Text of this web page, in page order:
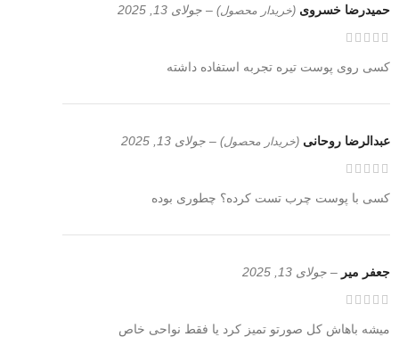
حمیدرضا خسروی (خریدار محصول) – جولای 13, 2025
کسی روی پوست تیره تجربه استفاده داشته
عبدالرضا روحانی (خریدار محصول) – جولای 13, 2025
کسی با پوست چرب تست کرده؟ چطوری بوده
جعفر میر – جولای 13, 2025
میشه باهاش کل صورتو تمیز کرد یا فقط نواحی خاص